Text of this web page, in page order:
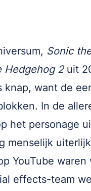
Sonic
Hedgehog 2 uit
knap, want de
In de
het personage
menselijk
YouTube waren
effects-team